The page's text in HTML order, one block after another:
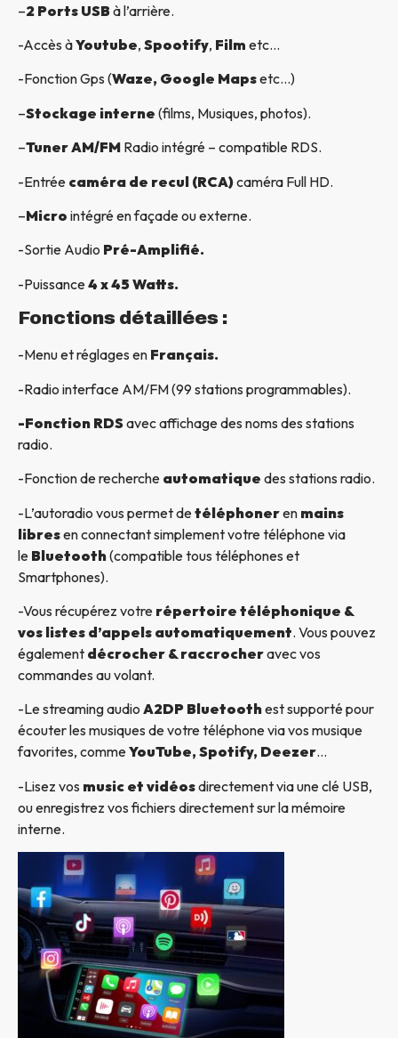
–2 Ports USBà l’arrière.
-Accès àYoutube, Spootify, Film etc…
-Fonction Gps (Waze, Google Mapsetc…)
–Stockage interne (films, Musiques, photos).
–Tuner AM/FM Radio intégré – compatible RDS.
-Entrée caméra de recul (RCA)caméra Full HD.
–Micro intégré en façade ou externe.
-Sortie Audio Pré-Amplifié.
-Puissance4 x 45 Watts.
Fonctions détaillées :
-Menu et réglages en Français.
-Radio interface AM/FM (99 stations programmables).
-Fonction RDSavec affichage des noms des stations
radio.
-Fonction de recherche automatique des stations radio.
-L’autoradio vous permet detéléphoneren mains
libresen connectant simplement votre téléphone via
le Bluetooth(compatible tous téléphones et
Smartphones).
-Vous récupérez votre répertoire téléphonique &
vos listes d’appels automatiquement. Vous pouvez
également décrocher & raccrocheravec vos
commandes au volant.
-Le streaming audio A2DP Bluetoothest supporté pour
écouter les musiques de votre téléphone via vos musique
favorites, commeYouTube, Spotify, Deezer…
-Lisez vos music et vidéosdirectement via une clé USB,
ou enregistrez vos fichiers directement sur la mémoire
interne.